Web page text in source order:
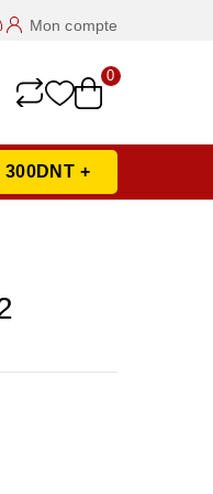
Mon compte
0
+